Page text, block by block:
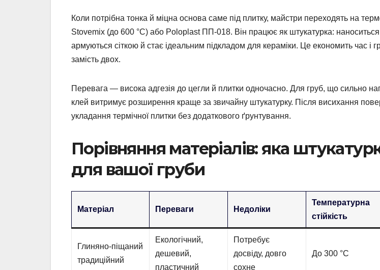
Коли потрібна тонка й міцна основа саме під плитку, майстри переходять на
Stovemix (до 600 °C) або Poloplast ПП-018. Він працює як штукатурка:
армуються сіткою й стає ідеальним підкладом для кераміки. Це економить час і
замість двох.
Перевага — висока адгезія до цегли й плитки одночасно. Для груб, що сильно
клей витримує розширення краще за звичайну штукатурку. Після висихання
укладання термічної плитки без додаткового ґрунтування.
Порівняння матеріалів: яка
для вашої груби
Матеріал Переваги Недоліки
Температурна
стійкість
Глиняно-піщаний
традиційний
Екологічний,
дешевий,
пластичний
Потребує
досвіду, довго
сохне
До 300 °C